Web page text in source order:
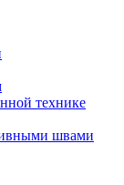
технике
швами